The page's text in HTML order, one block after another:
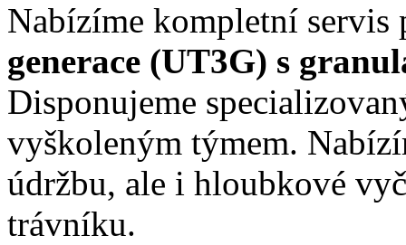
Nabízíme kompletní servis
generace (UT3G) s
Disponujeme
vyškoleným týmem.
údržbu, ale i hloubkové
trávníku.